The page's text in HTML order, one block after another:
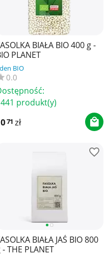
BIAŁA BIO 400 g -
PLANET
BIO
0.0
produkt(y)
71 zł
BIAŁA JAŚ BIO 800
- THE PLANET